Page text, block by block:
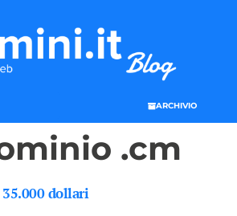
ARCHIVIO
.cm
35.000 dollari